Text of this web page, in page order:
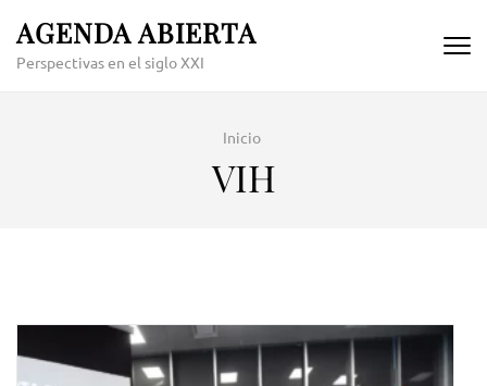
content
AGENDA ABIERTA
Perspectivas en el siglo XXI
Inicio
VIH